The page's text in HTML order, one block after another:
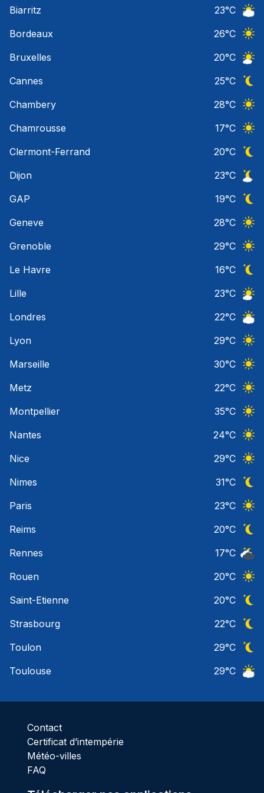
Biarritz
23°C
Bordeaux
26°C
Bruxelles
20°C
Cannes
25°C
Chambery
28°C
Chamrousse
17°C
Clermont-Ferrand
20°C
Dijon
23°C
GAP
19°C
Geneve
28°C
Grenoble
29°C
Le Havre
16°C
Lille
23°C
Londres
22°C
Lyon
29°C
Marseille
30°C
Metz
22°C
Montpellier
35°C
Nantes
24°C
Nice
29°C
Nimes
31°C
Paris
23°C
Reims
20°C
Rennes
17°C
Rouen
20°C
Saint-Etienne
20°C
Strasbourg
22°C
Toulon
29°C
Toulouse
29°C
Contact
Certificat d’intempérie
Météo-villes
FAQ